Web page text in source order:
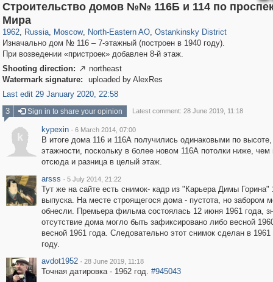
Строительство домов №№ 116Б и 114 по
Мира
1962, Russia, Moscow
319,968
, North-Eastern AO, Ostankinsky District
Изначально дом № 116 – 7-этажный (построен в 1940 году).
При возведении «пристроек» добавлен 8-й этаж.
Shooting direction:  northeast
Watermark signature:
uploaded by AlexRes
Last edit 29 January 2020, 22:58
3
Sign in to share your opinion Latest comment: 28 June 2019, 11:18
k
kypexin · 6 March 2014, 07:00
В итоге дома 116 и 116А получились одинаковыми по высоте,
этажности, поскольку в более новом 116А потолки ниже, чем
отсюда и разница в целый этаж.
arsss · 5 July 2014, 21:22
Тут же на сайте есть снимок- кадр из "Карьера Димы Горина"
выпуска. На месте строящегося дома - пустота, но забором
обнесли. Премьера фильма состоялась 12 июня 1961 года,
отсутствие дома могло быть зафиксировано либо весной
весной 1961 года. Следовательно этот снимок сделан в
году.
avdot1952 · 28 June 2019, 11:18
Точная датировка - 1962 год. #945043